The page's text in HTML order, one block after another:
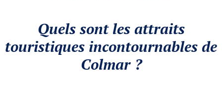
Quels sont les attraits
touristiques incontournables de
Colmar ?